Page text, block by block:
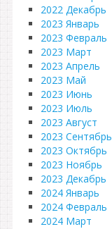
2022 Декабрь
2023 Январь
2023 Февраль
2023 Март
2023 Апрель
2023 Май
2023 Июнь
2023 Июль
2023 Август
2023 Сентябрь
2023 Октябрь
2023 Ноябрь
2023 Декабрь
2024 Январь
2024 Февраль
2024 Март